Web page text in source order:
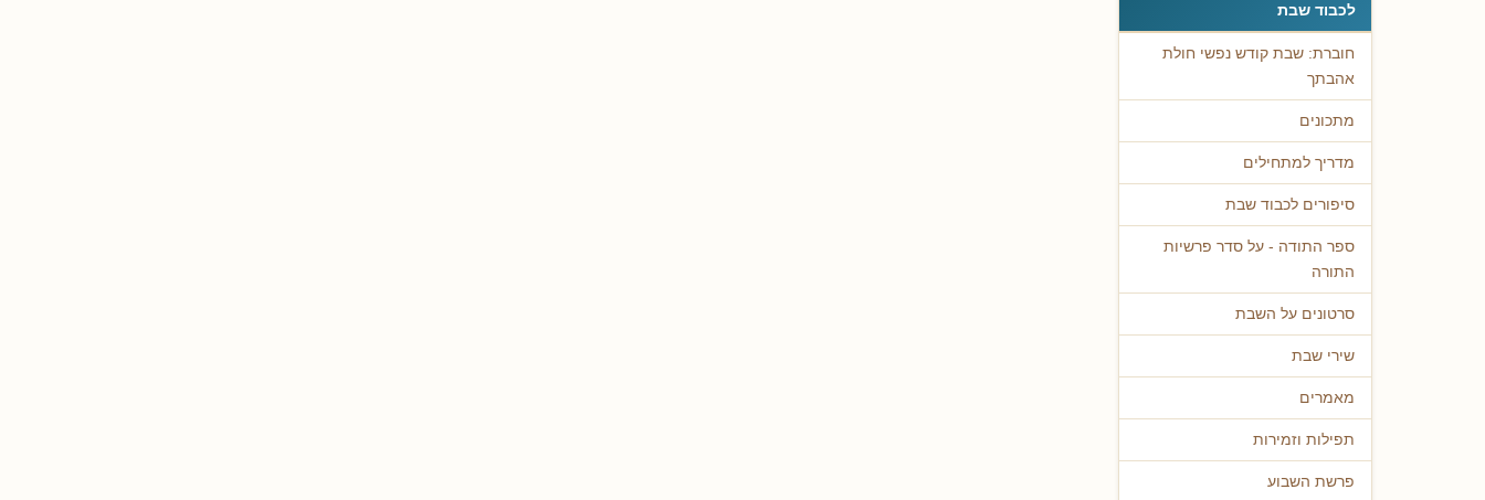
לכבוד שבת
חוברת: שבת קודש נפשי חולת
אהבתך
מתכונים
מדריך למתחילים
סיפורים לכבוד שבת
ספר התודה - על סדר פרשיות
התורה
סרטונים על השבת
שירי שבת
מאמרים
תפילות וזמירות
פרשת השבוע